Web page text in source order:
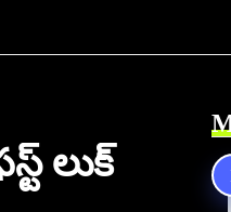
లుక్